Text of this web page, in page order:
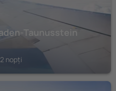
Taunusstein
nopți